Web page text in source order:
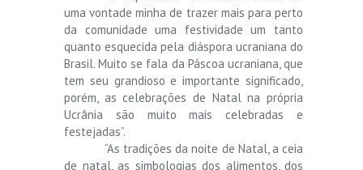
uma vontade minha de trazer mais para perto
da comunidade uma festividade um tanto
quanto esquecida pela diáspora ucraniana do
Brasil. Muito se fala da Páscoa ucraniana, que
tem seu grandioso e importante significado,
porém, as celebrações de Natal na própria
Ucrânia são muito mais celebradas e
festejadas”.
“As tradições da noite de Natal, a ceia
de natal, as simbologias dos alimentos, dos